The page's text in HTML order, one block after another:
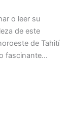
o leer su
de este
de Tahití
fascinante…